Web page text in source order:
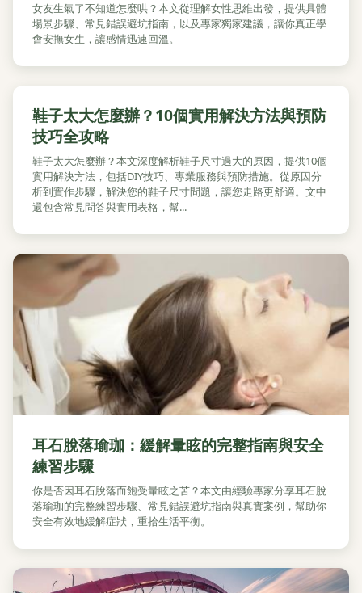
女友生氣了不知道怎麼哄？本文從理解女性思維出發，提供具體
場景步驟、常見錯誤避坑指南，以及專家獨家建議，讓你真正學
會安撫女生，讓感情迅速回溫。
鞋子太大怎麼辦？10個實用解決方法與預防
技巧全攻略
鞋子太大怎麼辦？本文深度解析鞋子尺寸過大的原因，提供10個
實用解決方法，包括DIY技巧、專業服務與預防措施。從原因分
析到實作步驟，解決您的鞋子尺寸問題，讓您走路更舒適。文中
還包含常見問答與實用表格，幫...
耳石脫落瑜珈：緩解暈眩的完整指南與安全
練習步驟
你是否因耳石脫落而飽受暈眩之苦？本文由經驗專家分享耳石脫
落瑜珈的完整練習步驟、常見錯誤避坑指南與真實案例，幫助你
安全有效地緩解症狀，重拾生活平衡。